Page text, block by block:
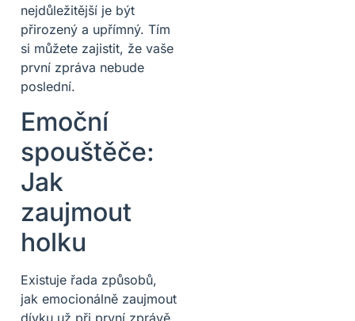
nejdůležitější je být
přirozený a upřímný. Tím
si můžete zajistit, že vaše
první zpráva nebude
poslední.
Emoční
spouštěče:
Jak
zaujmout
holku
Existuje řada způsobů,
jak emocionálně zaujmout